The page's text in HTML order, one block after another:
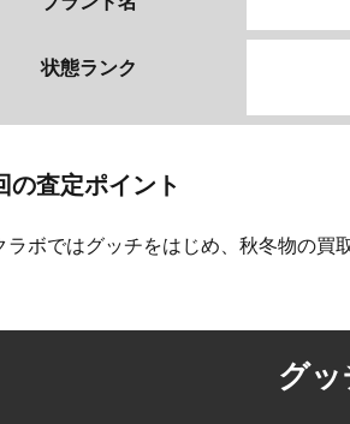
状態ランク
の査定ポイント
ラボではグッチをはじめ、秋冬物の買
グ